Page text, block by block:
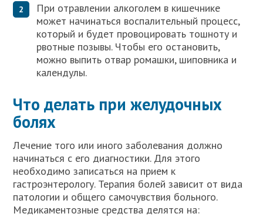
При отравлении алкоголем в кишечнике
может начинаться воспалительный процесс,
который и будет провоцировать тошноту и
рвотные позывы. Чтобы его остановить,
можно выпить отвар ромашки, шиповника и
календулы.
Что делать при желудочных
болях
Лечение того или иного заболевания должно
начинаться с его диагностики. Для этого
необходимо записаться на прием к
гастроэнтерологу. Терапия болей зависит от вида
патологии и общего самочувствия больного.
Медикаментозные средства делятся на: